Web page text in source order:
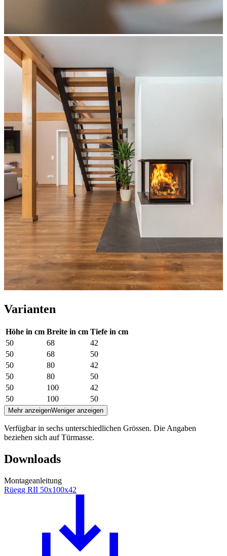
Varianten
Höhe in cm Breite in cm Tiefe in cm
50
68
42
50
68
50
50
80
42
50
80
50
50
100
42
50
100 50
Mehr anzeigenWeniger anzeigen
Verfügbar in sechs unterschiedlichen Grössen. Die Angaben
beziehen sich auf Türmasse.
Downloads
Montageanleitung
Rüegg RII 50x100x42